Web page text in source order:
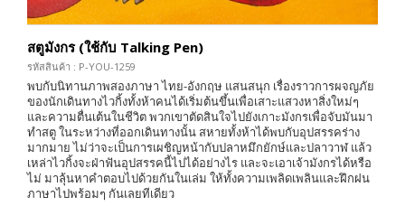
สตูมังกร (ใช้กับ Talking Pen)
รหัสสินค้า : P-YOU-1259
พบกับนิทานภาพสองภาษา ไทย-อังกฤษ แสนสนุก เรื่องราวการผจญภัย
ของนักเดินทางไวกิ้งทั้งห้าคนได้เริ่มต้นขึ้นเพื่อเสาะแสวงหาสิ่งใหม่ๆ
และความตื่นเต้นในชีวิต พวกเขาตัดสินใจไปยังเกาะมังกรเพื่อจับมันมา
ทำสตู ในระหว่างที่ออกเดินทางนั้น สหายทั้งห้าได้พบกับอุปสรรคร่าง
มากมาย ไม่ว่าจะเป็นการเผชิญหน้ากับปลาหมึกยักษ์และปลาวาฬ แล้ว
เหล่าไวกิ้งจะฝ่าฟันอุปสรรคนี้ไปได้อย่างไร และจะเอาเจ้ามังกรได้หรือ
ไม่ มาลุ้นหาคำตอบไปด้วยกันในเล่ม ให้ทั้งความเพลิดเพลินและฝึกฝน
ภาษาไปพร้อมๆ กันเลยทีเดียว